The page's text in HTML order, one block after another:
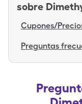
sobre
Cupones/
Preguntas